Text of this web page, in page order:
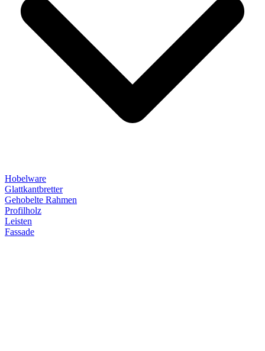
Hobelware
Glattkantbretter
Gehobelte Rahmen
Profilholz
Leisten
Fassade